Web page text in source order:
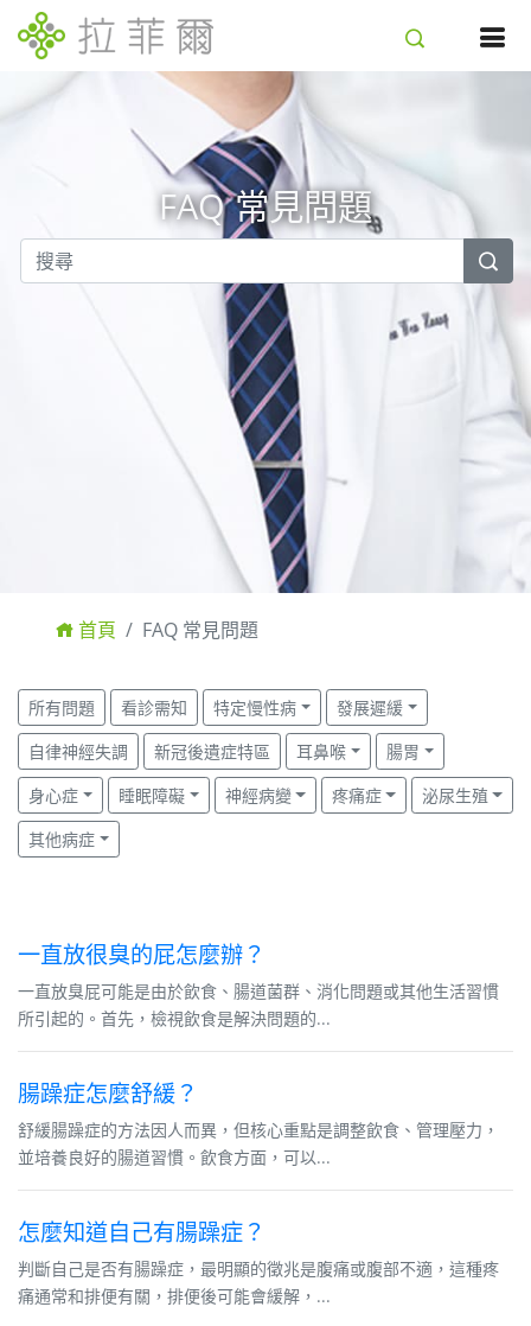
FAQ 常見問題
首頁 FAQ 常見問題
所有問題 看診需知 特定慢性病
發展遲緩
自律神經失調
新冠後遺症特區 耳鼻喉
腸胃
身心症
睡眠障礙 神經病變 疼痛症
泌尿生殖
其他病症
一直放很臭的屁怎麼辦？
一直放臭屁可能是由於飲食、腸道菌群、消化問題或其他生活習慣
所引起的。首先，檢視飲食是解決問題的...
腸躁症怎麼舒緩？
舒緩腸躁症的方法因人而異，但核心重點是調整飲食、管理壓力，
並培養良好的腸道習慣。飲食方面，可以...
怎麼知道自己有腸躁症？
判斷自己是否有腸躁症，最明顯的徵兆是腹痛或腹部不適，這種疼
痛通常和排便有關，排便後可能會緩解，...